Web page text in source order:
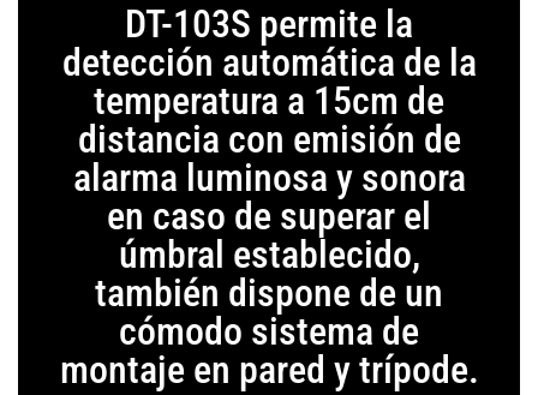
DT-103S permite la
detección automática de la
temperatura a 15cm de
distancia con emisión de
alarma luminosa y sonora
en caso de superar el
úmbral establecido,
también dispone de un
cómodo sistema de
montaje en pared y trípode.